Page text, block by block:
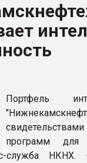
Портфель
программ для
служба НКНХ.